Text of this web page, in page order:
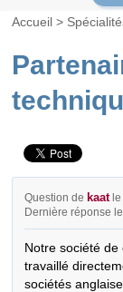
Accueil >
Question de kaatle
Dernière réponse
Notre société
travaillé
sociétés